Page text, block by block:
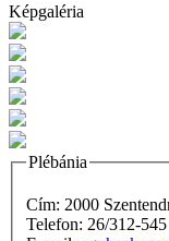
Képgaléria
Plébánia
Cím: 2000
Telefon: 26/312-545